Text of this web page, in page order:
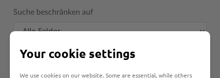
Suche beschränken auf
Your cookie settings
We use cookies on our website. Some are essential, while others